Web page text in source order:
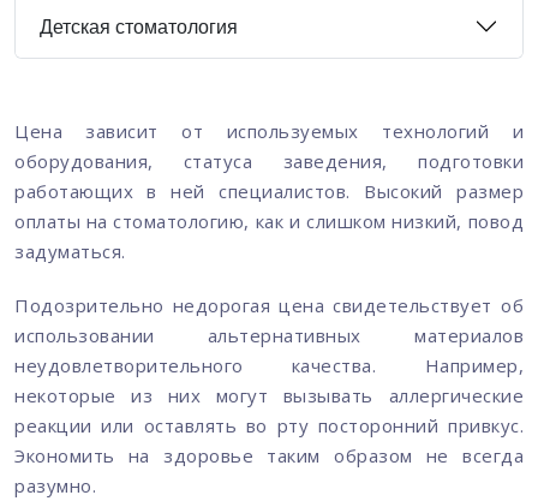
Детская стоматология
Цена зависит от используемых технологий и
оборудования, статуса заведения, подготовки
работающих в ней специалистов. Высокий размер
оплаты на стоматологию, как и слишком низкий, повод
задуматься.
Подозрительно недорогая цена свидетельствует об
использовании альтернативных материалов
неудовлетворительного качества. Например,
некоторые из них могут вызывать аллергические
реакции или оставлять во рту посторонний привкус.
Экономить на здоровье таким образом не всегда
разумно.